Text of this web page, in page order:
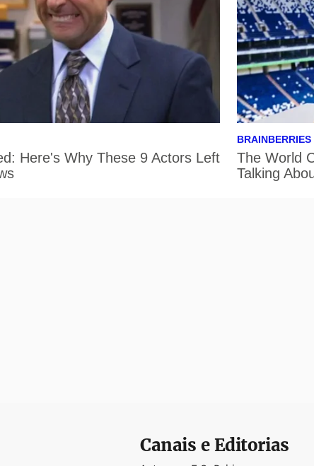
Canais e Editorias